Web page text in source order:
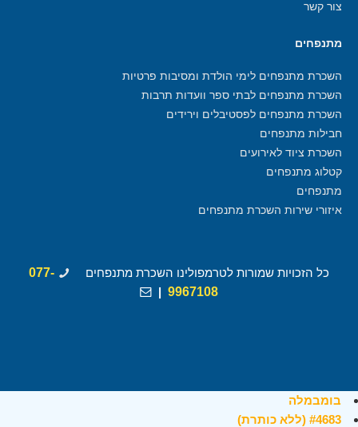
צור קשר
מתנפחים
השכרת מתנפחים לימי הולדת ומסיבות פרטיות
השכרת מתנפחים לבתי ספר וועדות תרבות
השכרת מתנפחים לפסטיבלים וירידים
חבילות מתנפחים
השכרת ציוד לאירועים
קטלוג מתנפחים
מתנפחים
איזורי שירות השכרת מתנפחים
כל הזכויות שמורות לטרמפולינו השכרת מתנפחים
077-
9967108
|
בומבמלה
#4683 (ללא כותרת)